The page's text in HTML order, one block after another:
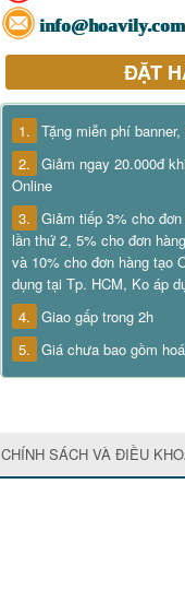
info@hoavily.com
ĐẶT
1. Tặng miễn phí
2. Giảm ngay 20.000đ
Online
3. Giảm tiếp 3% cho
lần thứ 2, 5% cho đơn
và 10% cho đơn hàng tạo
dụng tại Tp. HCM, Ko áp
4. Giao gấp trong 2h
5. Giá chưa bao gồm
CHÍNH SÁCH VÀ ĐIỀU